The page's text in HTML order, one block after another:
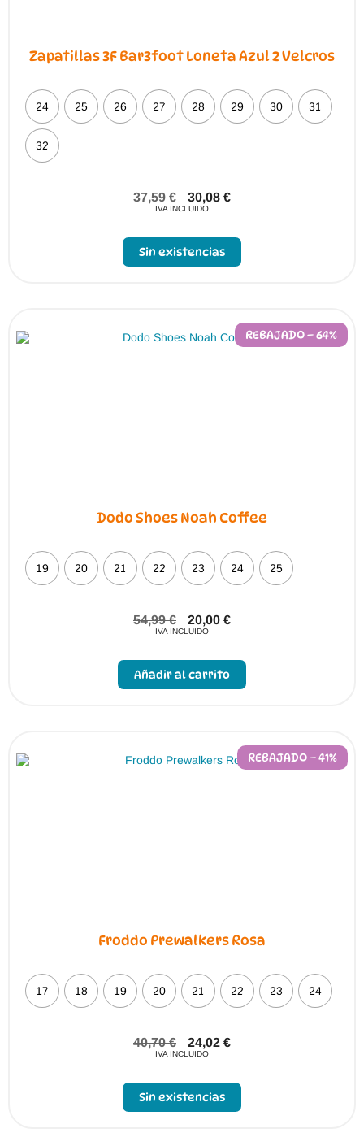
Zapatillas 3F Bar3foot Loneta Azul 2 Velcros
24 25 26 27 28 29 30 31
32
37,59€ 30,08 €
IVA INCLUIDO
Sin existencias
REBAJADO – 64%
Dodo Shoes Noah Coffee
19 20 21 22 23 24 25
54,99€ 20,00 €
IVA INCLUIDO
Añadir al carrito
se
pueden
elegir
REBAJADO – 41%
Froddo Prewalkers Rosa
17 18 19 20 21 22 23 24
40,70€ 24,02 €
IVA INCLUIDO
Sin existencias